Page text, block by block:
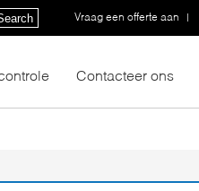
Vraag een offerte aan |
Contacteer ons